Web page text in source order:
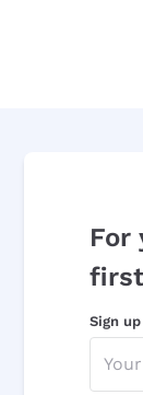
For
Sign